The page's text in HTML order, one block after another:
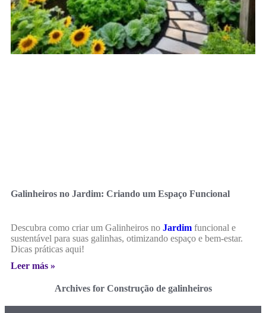
Galinheiros no Jardim: Criando um Espaço Funcional
Descubra como criar um Galinheiros no Jardim funcional e
sustentável para suas galinhas, otimizando espaço e bem-estar.
Dicas práticas aqui!
Leer más »
Archives for Construção de galinheiros